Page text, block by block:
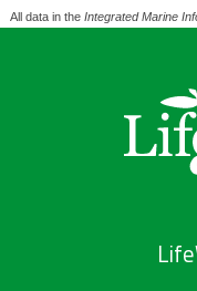
All data in the Integrated Marine